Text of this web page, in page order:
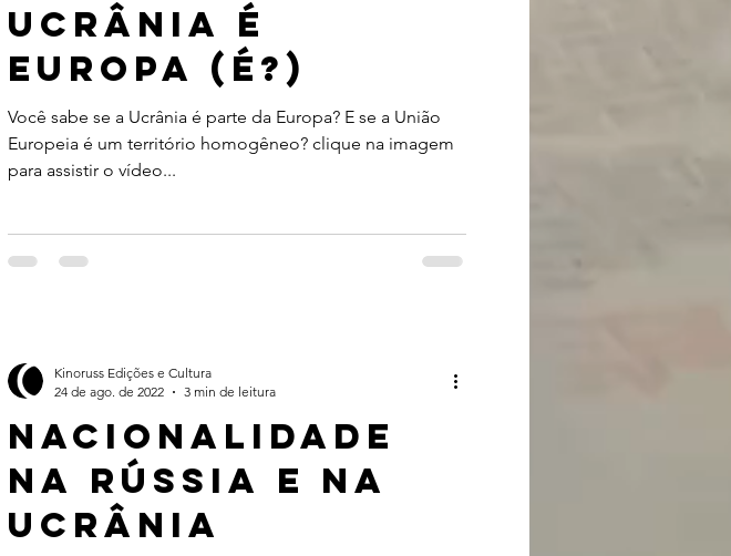
UCRÂNIA É
EUROPA (É?)
Você sabe se a Ucrânia é parte da Europa? E se a União
Europeia é um território homogêneo? clique na imagem
para assistir o vídeo...
Nacionalidade
nA RÚSSIA E NA
UCRÂNIA
Kinoruss Edições e Cultura
24 de ago. de 2022
3 min de leitura